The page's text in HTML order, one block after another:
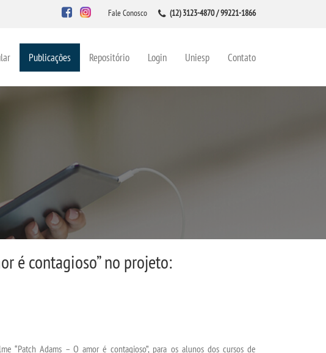
Fale Conosco (12) 3123-4870 / 99221-1866
Publicações Repositório Login Uniesp Contato
é contagioso” no projeto:
“Patch Adams – O amor é contagioso”, para os alunos dos cursos de